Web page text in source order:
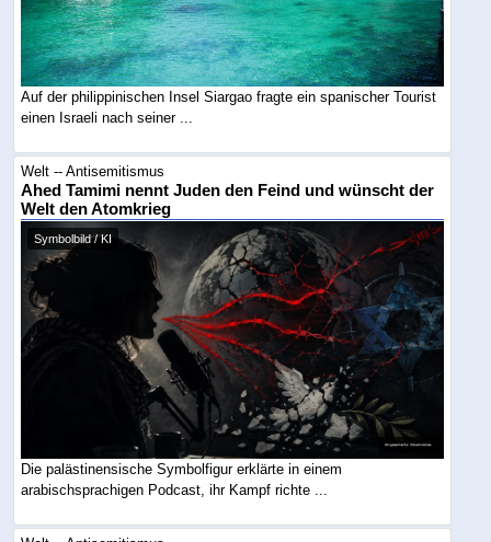
Auf der philippinischen Insel Siargao fragte ein spanischer Tourist
einen Israeli nach seiner ...
Welt -- Antisemitismus
Ahed Tamimi nennt Juden den Feind und wünscht der
Welt den Atomkrieg
Symbolbild / KI
Die palästinensische Symbolfigur erklärte in einem
arabischsprachigen Podcast, ihr Kampf richte ...